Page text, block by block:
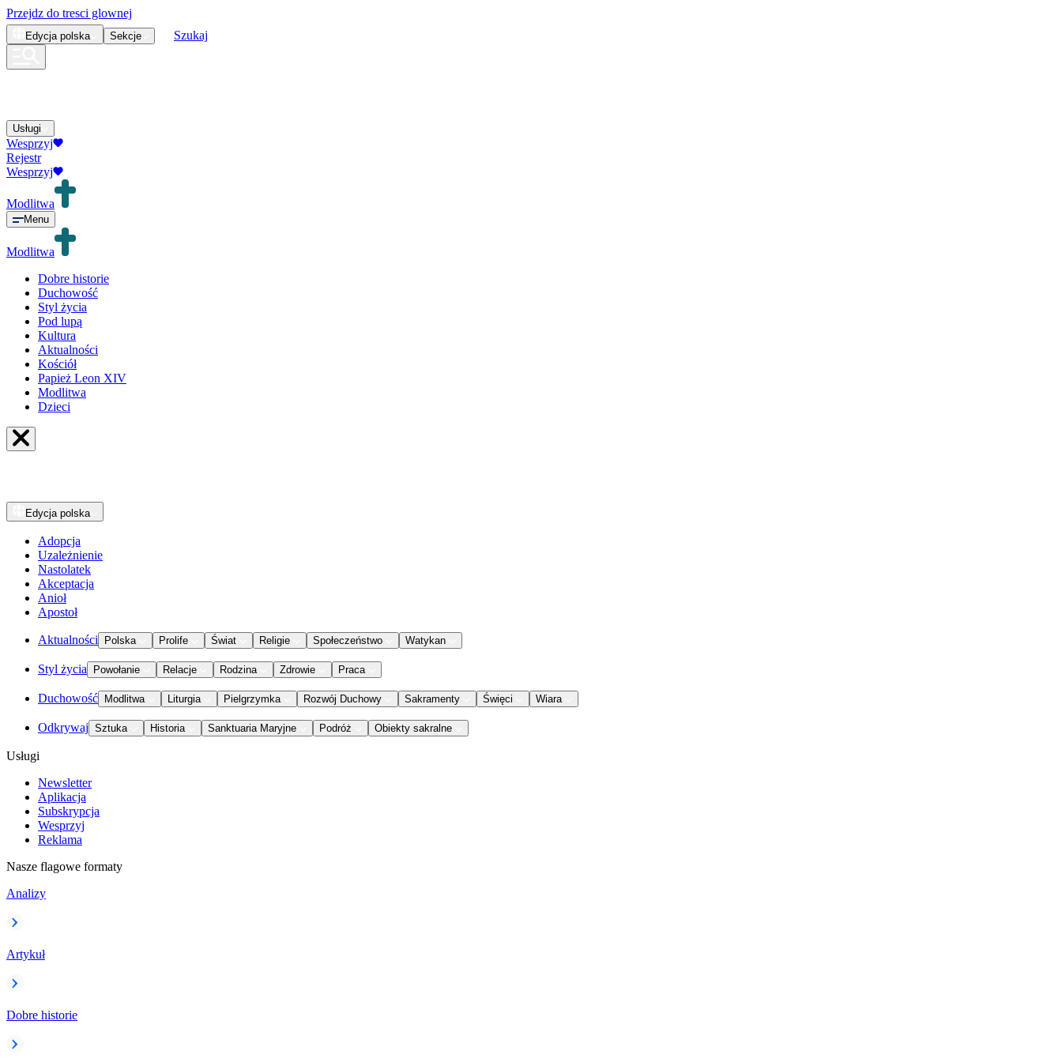
Przejdz do tresci glownej
Edycja polska Sekcje Szukaj
Usługi
Wesprzyj
Rejestr
Wesprzyj
Modlitwa
Menu
Modlitwa
Dobre historie
Duchowość
Styl życia
Pod lupą
Kultura
Aktualności
Kościół
Papież Leon XIV
Modlitwa
Dzieci
Edycja polska
Adopcja
Uzależnienie
Nastolatek
Akceptacja
Anioł
Apostoł
Aktualności Polska Prolife Świat Religie Społeczeństwo Watykan
Styl życia Powołanie Relacje Rodzina Zdrowie Praca
Duchowość Modlitwa Liturgia Pielgrzymka Rozwój Duchowy Sakramenty Święci Wiara
Odkrywaj Sztuka Historia Sanktuaria Maryjne Podróż Obiekty sakralne
Usługi
Newsletter
Aplikacja
Subskrypcja
Wesprzyj
Reklama
Nasze flagowe formaty
Analizy
Artykuł
Dobre historie